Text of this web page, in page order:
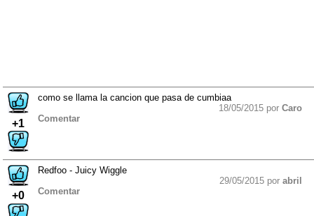
+1
como se llama la cancion que pasa de cumbiaa
18/05/2015 por Caro
Comentar
+0
Redfoo - Juicy Wiggle
29/05/2015 por abril
Comentar